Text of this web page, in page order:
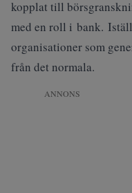
kopplat till
med en roll i bank.
organisationer som
från det normala.
ANNONS